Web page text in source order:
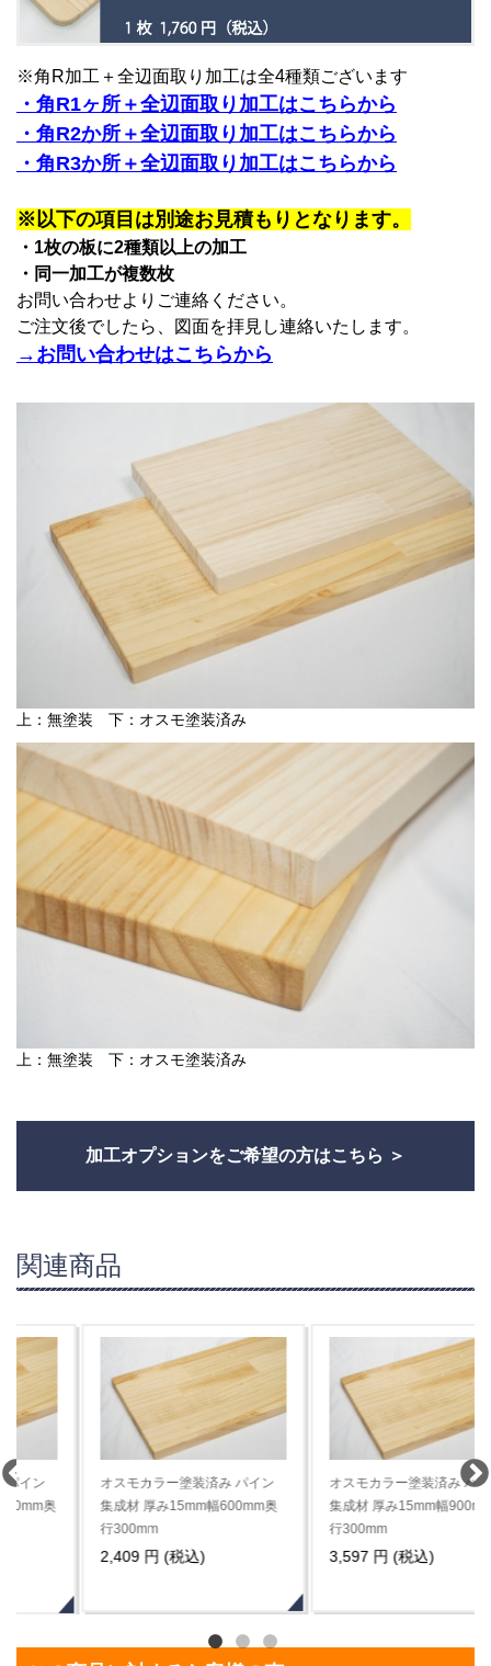
※角R加工＋全辺面取り加工は全4種類ございます
・角R1ヶ所＋全辺面取り加工はこちらから
・角R2か所＋全辺面取り加工はこちらから
・角R3か所＋全辺面取り加工はこちらから
※以下の項目は別途お見積もりとなります。
・1枚の板に2種類以上の加工
・同一加工が複数枚
お問い合わせよりご連絡ください。
ご注文後でしたら、図面を拝見し連絡いたします。
→お問い合わせはこちらから
上：無塗装 下：オスモ塗装済み
上：無塗装 下：オスモ塗装済み
加工オプションをご希望の方はこちら
関連商品
オスモカラー塗装済み パイン
集成材 厚み15mm幅600mm奥
2,409 円 (税込)
オスモカラー塗装済み パイン
集成材 厚み15mm幅900mm奥
3,597 円 (税込)